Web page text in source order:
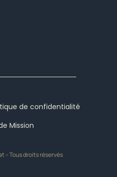
de confidentialité
Mission
– Tous droits réservés